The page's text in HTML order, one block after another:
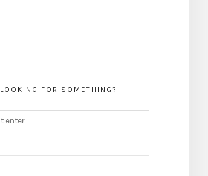
LOOKING FOR SOMETHING?